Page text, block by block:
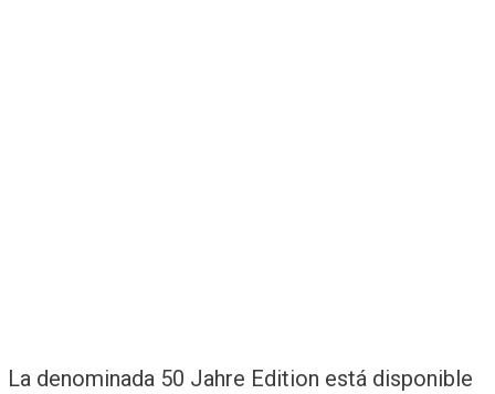
La denominada 50 Jahre Edition está disponible